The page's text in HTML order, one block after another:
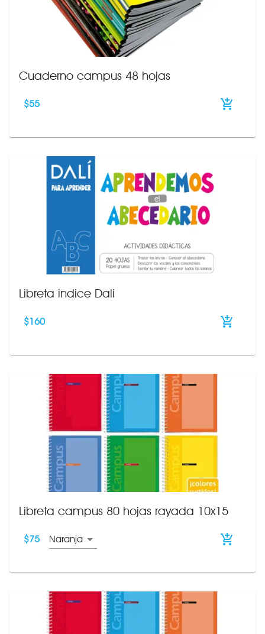
Cuaderno campus 48 hojas
$55
Libreta indice Dali
$160
Libreta campus 80 hojas rayada 10x15
$75 Naranja